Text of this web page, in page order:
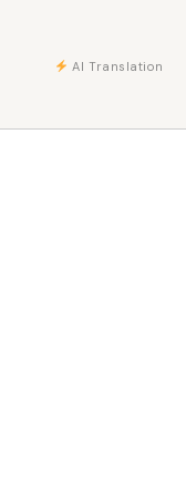
AI Translation